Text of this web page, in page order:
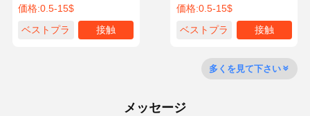
工場 ツアー 品質管理 ニュース
価格:0.5-15$
ベストプラ
接触
価格:0.5-15$
ベストプラ
接触
多くを見て下さい
メッセージ